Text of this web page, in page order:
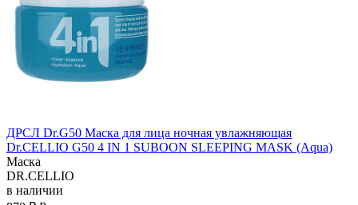
ДРСЛ Dr.G50 Маска для лица ночная увлажняющая
Dr.CELLIO G50 4 IN 1 SUBOON SLEEPING MASK (Aqua)
Маска
DR.CELLIO
в наличии